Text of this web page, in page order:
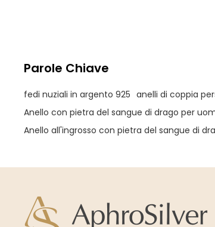
Parole Chiave
fedi nuziali in argento 925 anelli di coppia
Anello con pietra del sangue di drago per
Anello all'ingrosso con pietra del sangue di